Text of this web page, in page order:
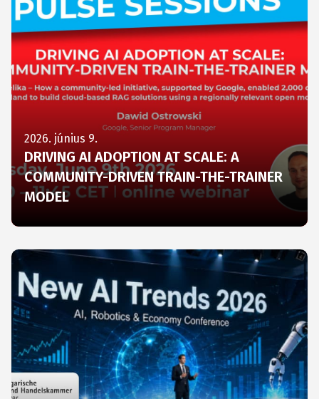
2026. június 9.
DRIVING AI ADOPTION AT SCALE: A
COMMUNITY-DRIVEN TRAIN-THE-TRAINER
MODEL